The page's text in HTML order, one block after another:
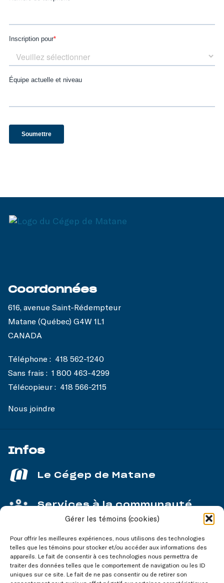
Gérer les témoins (cookies)
Pour offrir les meilleures expériences, nous utilisons des technologies
telles que les témoins pour stocker et/ou accéder aux informations des
appareils. Le fait de consentir à ces technologies nous permettra de
traiter des données telles que le comportement de navigation ou les ID
uniques sur ce site. Le fait de ne pas consentir ou de retirer son
Coordonnées
616, avenue Saint-Rédempteur
Matane (Québec) G4W 1L1
CANADA
Téléphone : 418 562-1240
Sans frais : 1 800 463-4299
Télécopieur : 418 566-2115
Nous joindre
Infos
Le Cégep de Matane
Services à la communauté
Service aux entreprises